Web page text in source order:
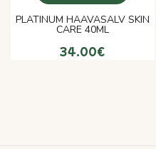
PLATINUM HAAVASALV SKIN
CARE 40ML
34.00€